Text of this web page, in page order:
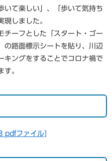
いて楽しい」、「歩いて気持ち
現しました。
チーフとした「スタート・ゴー
の路面標示シートを貼り、川辺
キングをすることでコロナ禍で
す。
pdfファイル]